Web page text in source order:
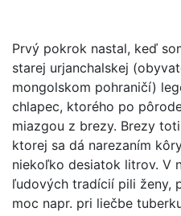
Prvý pokrok nastal, keď
starej urjanchalskej
mongolskom pohraničí)
chlapec, ktorého po
miazgou z brezy. Brezy
ktorej sa dá narezaním
niekoľko desiatok litrov. V
ľudových tradícií pili ženy,
moc napr. pri liečbe